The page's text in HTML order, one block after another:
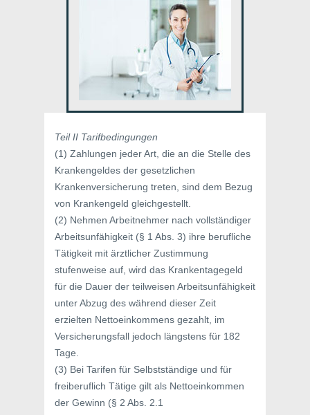
Teil II Tarifbedingungen
(1) Zahlungen jeder Art, die an die Stelle des
Krankengeldes der gesetzlichen
Krankenversicherung treten, sind dem Bezug
von Krankengeld gleichgestellt.
(2) Nehmen Arbeitnehmer nach vollständiger
Arbeitsunfähigkeit (§ 1 Abs. 3) ihre berufliche
Tätigkeit mit ärztlicher Zustimmung
stufenweise auf, wird das Krankentagegeld
für die Dauer der teilweisen Arbeitsunfähigkeit
unter Abzug des während dieser Zeit
erzielten Nettoeinkommens gezahlt, im
Versicherungsfall jedoch längstens für 182
Tage.
(3) Bei Tarifen für Selbstständige und für
freiberuflich Tätige gilt als Nettoeinkommen
der Gewinn (§ 2 Abs. 2.1